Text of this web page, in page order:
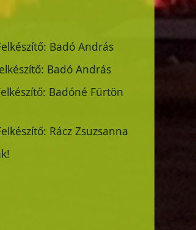
Badó András
Badó András
Badóné Fürtön
Rácz Zsuzsanna